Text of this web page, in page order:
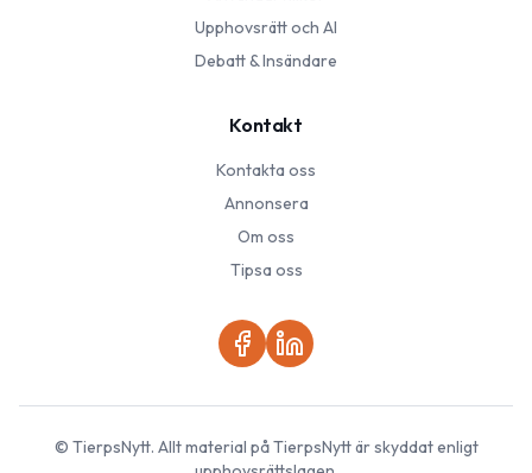
Upphovsrätt och AI
Debatt & Insändare
Kontakt
Kontakta oss
Annonsera
Om oss
Tipsa oss
© TierpsNytt. Allt material påTierpsNyttär skyddat enligt